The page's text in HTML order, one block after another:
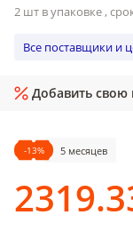
2 шт в упаковке ,
Все поставщики и
Добавить свою
-13% 5 месяцев
2319